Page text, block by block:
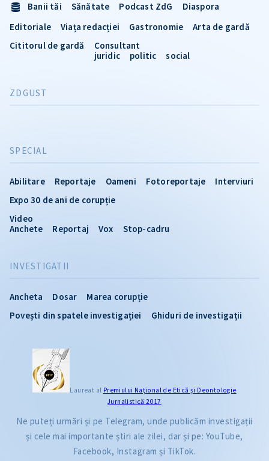
INVESTIGATII
Ancheta Dosar
Marea corupție
Povești din spatele investigației
Ghiduri de investigații
SPECIAL
Abilitare Reportaje Oameni Fotoreportaje
Interviuri
Expo 30 de ani de corupție
Video
Anchete
Reportaj Vox Stop-cadru
Banii tăi Sănătate Podcast ZdG
Diaspora
Editoriale
Viața redacției Gastronomie
Arta de gardă
Cititorul de gardă
Consultant
juridic
politic social
ZDGUST
Laureat al Premiului Naţional de Etică și Deontologie
Jurnalistică 2017
Ne puteți urmări și pe Telegram, unde publicăm investigații
și cele mai importante știri ale zilei, dar și pe: YouTube,
Facebook, Instagram și TikTok.